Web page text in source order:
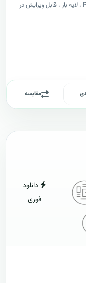
دانلود طرح پيشنهادي(پروپوزال) چارچوب PRINCE2 ، لایه باز ، قابل ویرایش در
مقایسه
دانلود
فوری